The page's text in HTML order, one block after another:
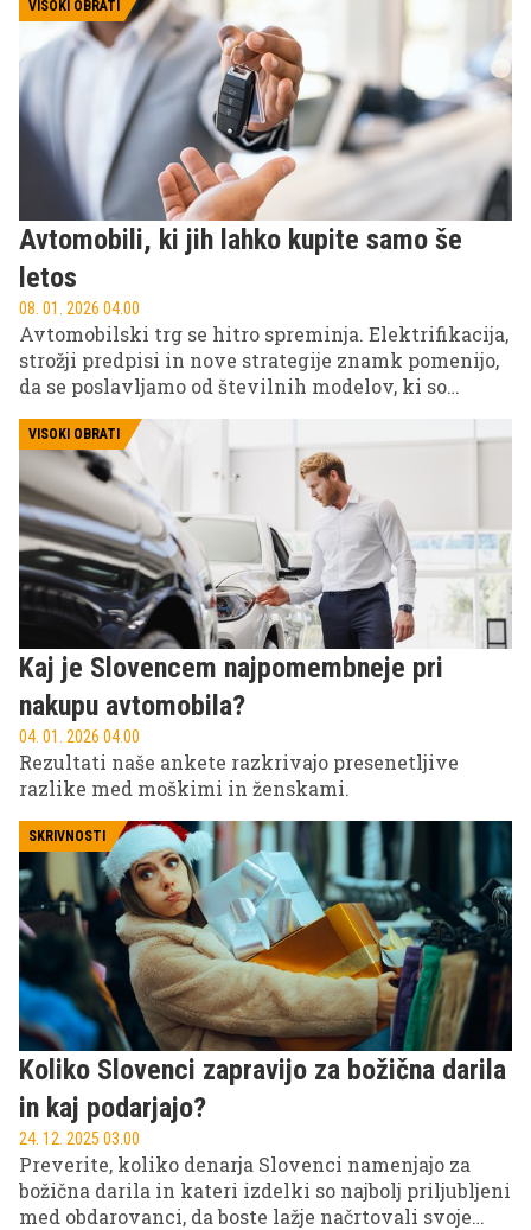
spremenite.
VISOKI OBRATI
Avtomobili, ki jih lahko kupite samo še
letos
08. 01. 2026 04.00
Avtomobilski trg se hitro spreminja. Elektrifikacija,
strožji predpisi in nove strategije znamk pomenijo,
da se poslavljamo od številnih modelov, ki so
katerega od spodnjih avtomobilov, je leto 2026
zadnja priložnost, da ga ujamete.
VISOKI OBRATI
Kaj je Slovencem najpomembneje pri
nakupu avtomobila?
04. 01. 2026 04.00
Rezultati naše ankete razkrivajo presenetljive
razlike med moškimi in ženskami.
SKRIVNOSTI
Koliko Slovenci zapravijo za božična darila
in kaj podarjajo?
24. 12. 2025 03.00
Preverite, koliko denarja Slovenci namenjajo za
božična darila in kateri izdelki so najbolj priljubljeni
med obdarovanci, da boste lažje načrtovali svoje